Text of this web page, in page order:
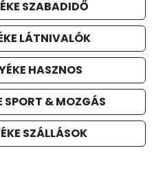
SZABADIDŐ
LÁTNIVALÓK
HASZNOS
SPORT & MOZGÁS
SZÁLLÁSOK